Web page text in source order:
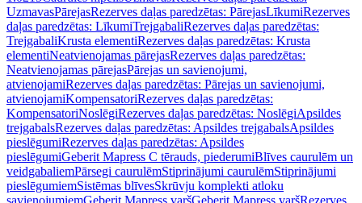
UzmavasPārejasRezerves daļas paredzētas: PārejasLīkumiRezerves
daļas paredzētas: LīkumiTrejgabaliRezerves daļas paredzētas:
TrejgabaliKrusta elementiRezerves daļas paredzētas: Krusta
elementiNeatvienojamas pārejasRezerves daļas paredzētas:
Neatvienojamas pārejasPārejas un savienojumi,
atvienojamiRezerves daļas paredzētas: Pārejas un savienojumi,
atvienojamiKompensatoriRezerves daļas paredzētas:
KompensatoriNoslēgiRezerves daļas paredzētas: NoslēgiApsildes
trejgabalsRezerves daļas paredzētas: Apsildes trejgabalsApsildes
pieslēgumiRezerves daļas paredzētas: Apsildes
pieslēgumiGeberit Mapress C tērauds, piederumiBlīves caurulēm un
veidgabaliemPārsegi caurulēmStiprinājumi caurulēmStiprinājumi
pieslēgumiemSistēmas blīvesSkrūvju komplekti atloku
savienojumiemGeberit Mapress varšGeberit Mapress varšRezerves